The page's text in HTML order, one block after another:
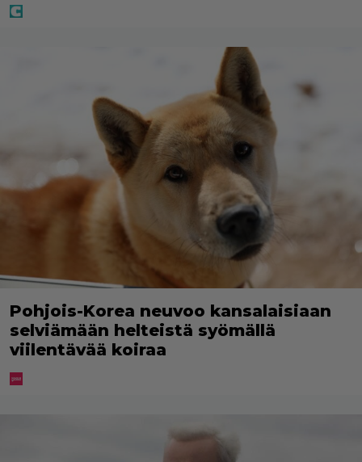
Pohjois-Korea neuvoo kansalaisiaan
selviämään helteistä syömällä
viilentävää koiraa